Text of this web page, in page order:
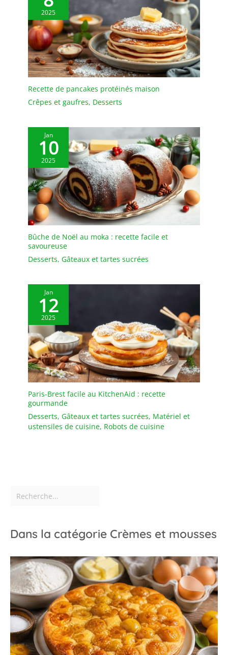
décoration de table,
qu'elle soit classique ou
contemporaine. D’une
capacité de 160 ml (82
mm de diamètre, 80 mm
de hauteur), ces coupes
sont compatibles avec le
lave-vaisselle, offrant une
quotidien.
2025
Recette de pancakes protéinés maison
Crêpes et gaufres, Desserts
Jan
10
2025
Bûche de Noël au moka : recette facile et
savoureuse
Desserts, Gâteaux et tartes sucrées
Jan
12
2025
Paris-Brest facile au KitchenAid : recette
gourmande
Desserts, Gâteaux et tartes sucrées, Matériel et
ustensiles de cuisine, Robots de cuisine
Dans la catégorie Crèmes et mousses